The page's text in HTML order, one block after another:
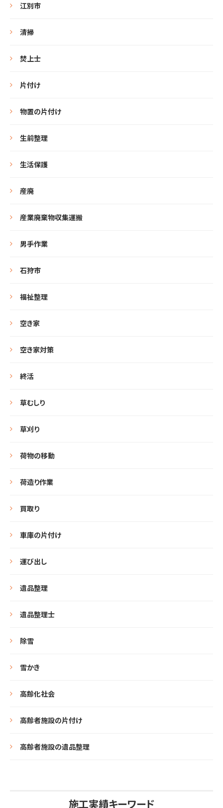
江別市
清掃
焚上士
片付け
物置の片付け
生前整理
生活保護
産廃
産業廃棄物収集運搬
男手作業
石狩市
福祉整理
空き家
空き家対策
終活
草むしり
草刈り
荷物の移動
荷造り作業
買取り
車庫の片付け
運び出し
遺品整理
遺品整理士
除雪
雪かき
高齢化社会
高齢者施設の片付け
高齢者施設の遺品整理
施工実績キーワード